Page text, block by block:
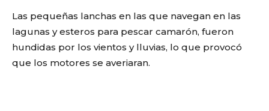
Las pequeñas lanchas en las que navegan en las
lagunas y esteros para pescar camarón, fueron
hundidas por los vientos y lluvias, lo que provocó
que los motores se averiaran.